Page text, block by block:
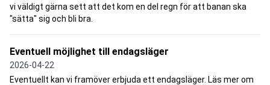
vi väldigt gärna sett att det kom en del regn för att banan ska
"sätta" sig och bli bra.
Eventuell möjlighet till endagsläger
2026-04-22
Eventuellt kan vi framöver erbjuda ett endagsläger. Läs mer om